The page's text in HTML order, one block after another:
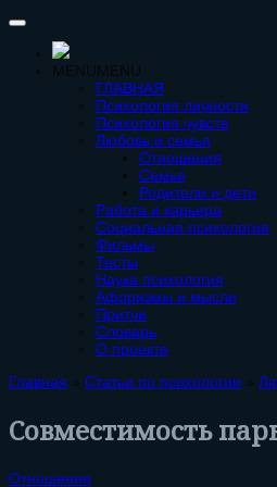
MENUMENU
ГЛАВНАЯ
Психология личности
Психология чувств
Любовь и семья
Отношения
Семья
Родители и дети
Работа и карьера
Социальная психология
Фильмы
Тесты
Наука психология
Афоризмы и мысли
Притчи
Словарь
О проекте
Главная » Статьи по психологии »
Совместимость
Отношения